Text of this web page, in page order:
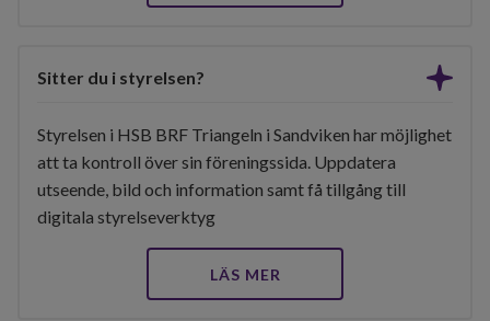
Sitter du i styrelsen?
Styrelsen i HSB BRF Triangeln i Sandviken har möjlighet
att ta kontroll över sin föreningssida. Uppdatera
utseende, bild och information samt få tillgång till
digitala styrelseverktyg
LÄS MER